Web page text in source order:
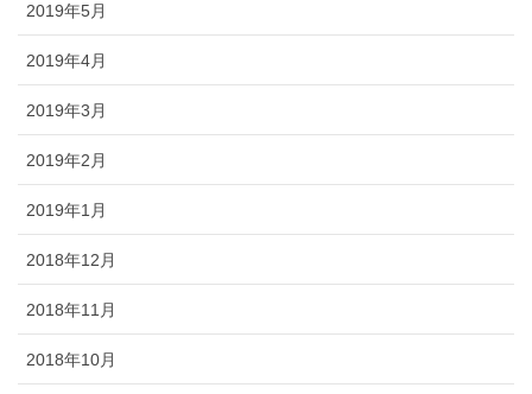
2019年5月
2019年4月
2019年3月
2019年2月
2019年1月
2018年12月
2018年11月
2018年10月